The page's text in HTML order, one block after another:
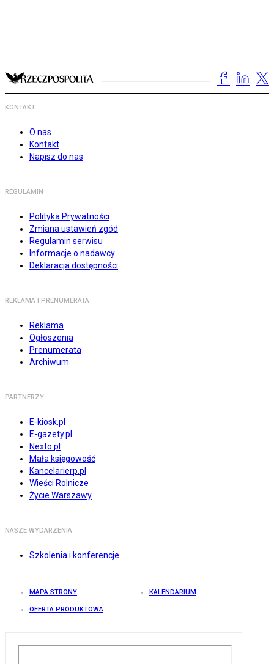
KONTAKT
O nas
Kontakt
Napisz do nas
REGULAMIN
Polityka Prywatności
Zmiana ustawień zgód
Regulamin serwisu
Informacje o nadawcy
Deklaracja dostępności
REKLAMA I PRENUMERATA
Reklama
Ogłoszenia
Prenumerata
Archiwum
PARTNERZY
E-kiosk.pl
E-gazety.pl
Nexto.pl
Mała księgowość
Kancelarierp.pl
Wieści Rolnicze
Życie Warszawy
NASZE WYDARZENIA
Szkolenia i konferencje
MAPA STRONY KALENDARIUM
OFERTA PRODUKTOWA